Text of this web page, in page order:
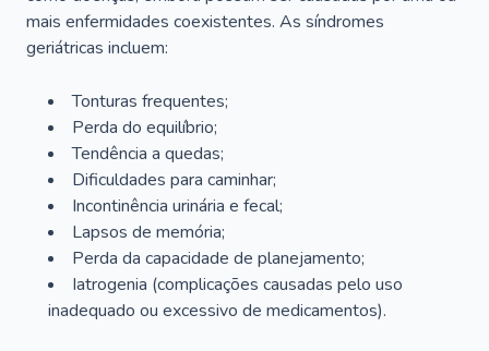
mais enfermidades coexistentes. As síndromes
geriátricas incluem:
Tonturas frequentes;
Perda do equilíbrio;
Tendência a quedas;
Dificuldades para caminhar;
Incontinência urinária e fecal;
Lapsos de memória;
Perda da capacidade de planejamento;
Iatrogenia (complicações causadas pelo uso
inadequado ou excessivo de medicamentos).